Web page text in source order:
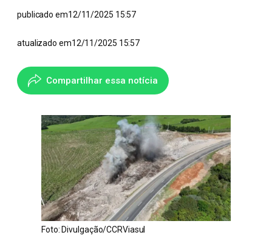
publicado em12/11/2025 15:57
atualizado em12/11/2025 15:57
Compartilhar essa notícia
Foto: Divulgação/CCRViasul